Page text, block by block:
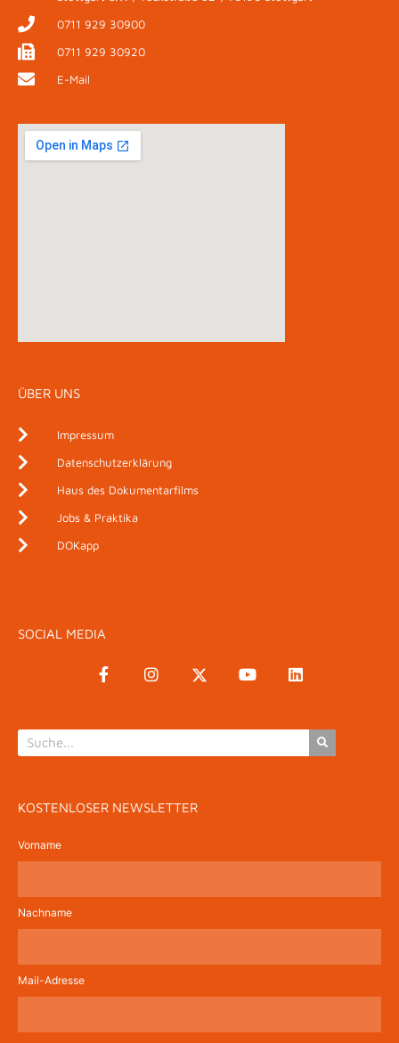
0711 929 30900
0711 929 30920
E-Mail
ÜBER UNS
Impressum
Datenschutzerklärung
Haus des Dokumentarfilms
Jobs & Praktika
DOKapp
SOCIAL MEDIA
KOSTENLOSER NEWSLETTER
Vorname
Nachname
Mail-Adresse